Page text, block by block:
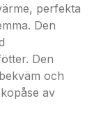
perfekta
Den
Den
och
av